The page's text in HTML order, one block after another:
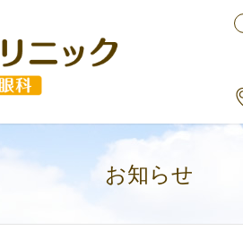
お知らせ